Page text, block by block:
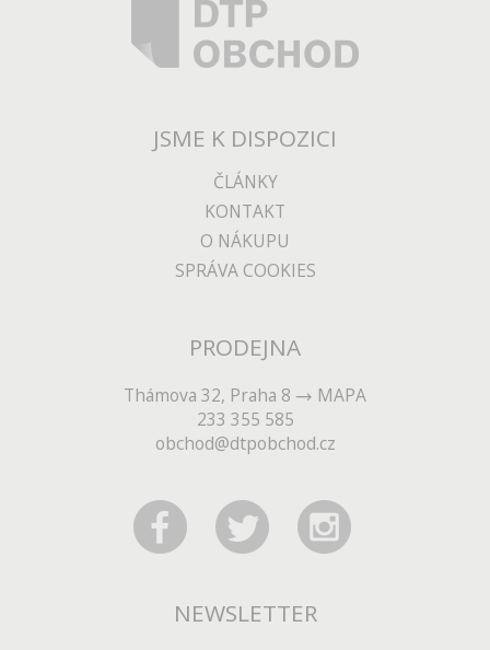
JSME K DISPOZICI
ČLÁNKY
KONTAKT
O NÁKUPU
SPRÁVA COOKIES
PRODEJNA
Thámova 32, Praha 8
MAPA
233 355 585
obchod@dtpobchod.cz
NEWSLETTER